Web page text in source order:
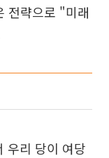
전략으로 "미래
우리 당이 여당